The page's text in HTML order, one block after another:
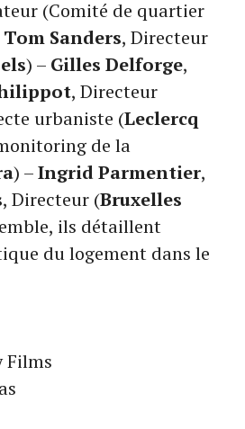
(Comité de quartier
Tom Sanders, Directeur
) – Gilles Delforge,
, Directeur
urbaniste (Leclercq
de la
) –Ingrid Parmentier,
, Directeur (Bruxelles
ils détaillent
du logement dans le
Films